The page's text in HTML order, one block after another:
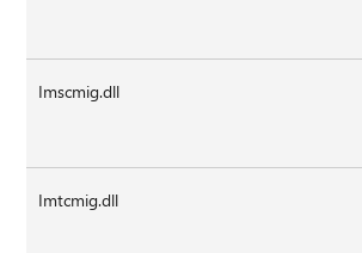
Imscmig.dll
Imtcmig.dll